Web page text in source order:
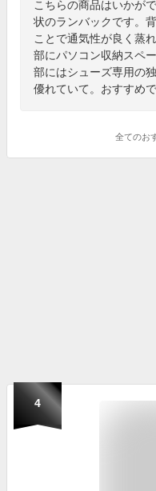
こちらの商品はいかが
状のランバックです。
ことで通気性が良く蒸
部にパソコン収納スペ
部にはシューズ専用の
優れていて。おすすめで
全てのお
4